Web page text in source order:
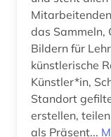
barock (1)
Polen (2)
das Sammeln,
Bildern für
künstlerische
Künstler*in,
Standort
erstellen,
als Präsent...